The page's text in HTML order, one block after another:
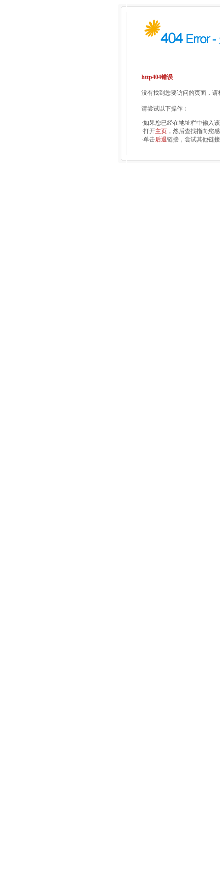
http404错误
没有找到您要访问的页面，
请尝试以下操作：
·如果您已经在地址栏中输入
·打开主页 ，然后查找指向您
·单击后退链接，尝试其他链